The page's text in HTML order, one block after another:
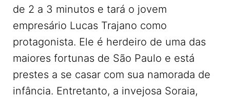
de 2 a 3 minutos e tará o jovem
empresário Lucas Trajano como
protagonista. Ele é herdeiro de uma das
maiores fortunas de São Paulo e está
prestes a se casar com sua namorada de
infância. Entretanto, a invejosa Soraia,